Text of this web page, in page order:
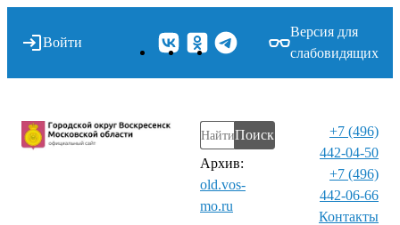
Войти
Версия для
слабовидящих
Поиск
Архив:
old.vos-
mo.ru
+7 (496)
442-04-50
+7 (496)
442-06-66
Контакты⁠